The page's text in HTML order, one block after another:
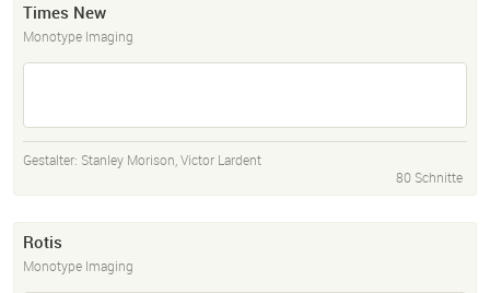
Times New
Monotype Imaging
Gestalter: Stanley Morison,Victor Lardent
80 Schnitte
Rotis
Monotype Imaging